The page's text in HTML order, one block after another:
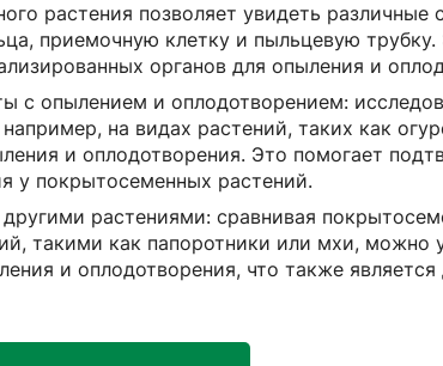
растения позволяет увидеть различные
приемочную клетку и пыльцевую трубку.
органов для опыления и
с опылением и оплодотворением:
на видах растений, таких как
и оплодотворения. Это помогает
у покрытосеменных растений.
растениями: сравнивая
такими как папоротники или мхи, можно
и оплодотворения, что также